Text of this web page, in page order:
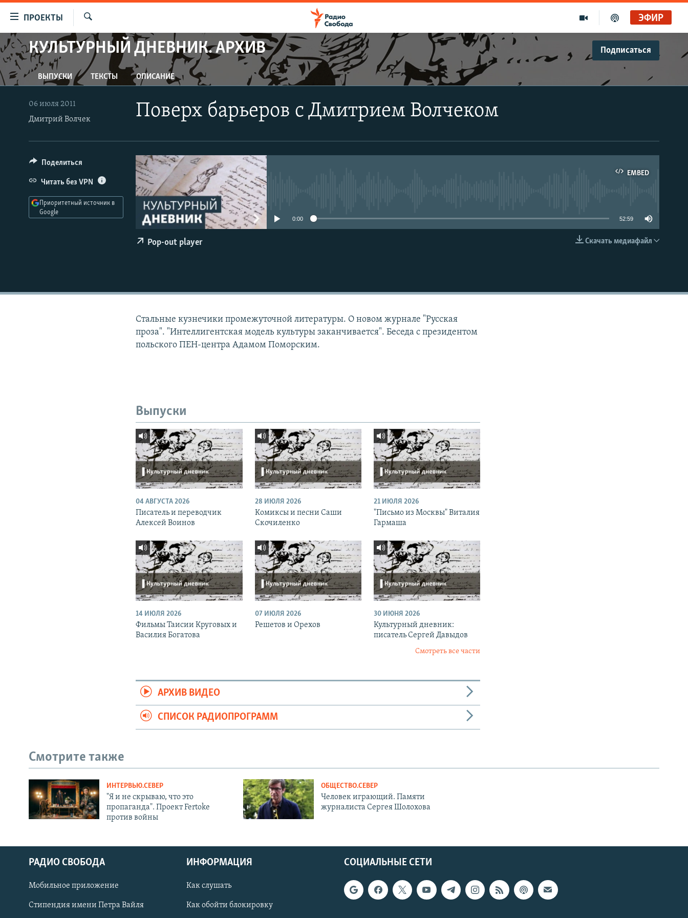
упрощенного
доступа
Вернуться
к
основному
содержанию
навигации
Вернутся
ПРОЕКТЫ
ПРОГРАММЫ
ПОДКАСТЫ
АВТОРСКИЕ ПРОЕКТЫ
ЦИТАТЫ СВОБОДЫ
МНЕНИЯ
КУЛЬТУРА
IDEL.РЕАЛИИ
КАВКАЗ.РЕАЛИИ
СЕВЕР.РЕАЛИИ
СИБИРЬ.РЕАЛИИ
СОЦИАЛЬНЫЕ СЕТИ
Искать
ЭФИР
КУЛЬТУРНЫЙ ДНЕВНИК. АРХИВ Подписаться
Apple Podcasts
CastBox
ВЫПУСКИ ТЕКСТЫ ОПИСАНИЕ
Поверх барьеров с Дмитрием Волчеком
06 июля 2011
Дмитрий Волчек
EMBED
EMBED
0:00 52:59
Скачать медиафайл
Pop-out player
Поделиться
Читать без VPN
Приоритетный источник в
Google
Стальные кузнечики промежуточной литературы. О новом журнале "Русская
проза". "Интеллигентская модель культуры заканчивается". Беседа с президентом
польского ПЕН-центра Адамом Поморским.
Выпуски
04 АВГУСТА 2026
Писатель и переводчик
Алексей Воинов
28 ИЮЛЯ 2026
Комиксы и песни Саши
Скочиленко
21 ИЮЛЯ 2026
"Письмо из Москвы" Виталия
Гармаша
14 ИЮЛЯ 2026
Фильмы Таисии Круговых и
Василия Богатова
07 ИЮЛЯ 2026
Решетов и Орехов
30 ИЮНЯ 2026
Культурный дневник:
писатель Сергей Давыдов
Смотреть все части
АРХИВ ВИДЕО
СПИСОК РАДИОПРОГРАММ
Смотрите также
ИНТЕРВЬЮ.СЕВЕР
"Я и не скрываю, что это
пропаганда". Проект Fertoke
против войны
ОБЩЕСТВО.СЕВЕР
Человек играющий. Памяти
журналиста Сергея Шолохова
СОЦИАЛЬНЫЕ СЕТИ
РАДИО СВОБОДА
Мобильное приложение
Стипендия имени Петра Вайля
ИНФОРМАЦИЯ
Как слушать
Как обойти блокировку